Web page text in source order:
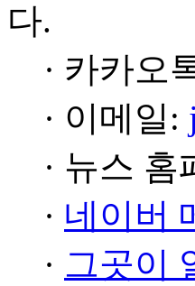
다.
· 카카오
· 이메일:
· 뉴스 홈
· 네이버
· 그곳이